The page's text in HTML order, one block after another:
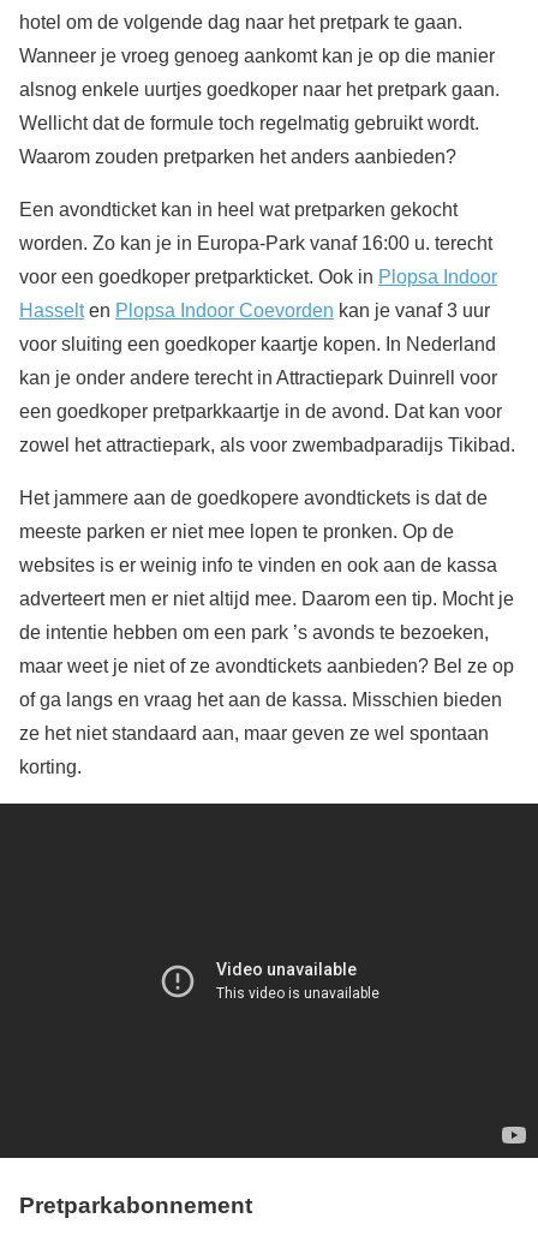
hotel om de volgende dag naar het pretpark te gaan.
Wanneer je vroeg genoeg aankomt kan je op die manier
alsnog enkele uurtjes goedkoper naar het pretpark gaan.
Wellicht dat de formule toch regelmatig gebruikt wordt.
Waarom zouden pretparken het anders aanbieden?
Een avondticket kan in heel wat pretparken gekocht
worden. Zo kan je in Europa-Park vanaf 16:00 u. terecht
voor een goedkoper pretparkticket. Ook in Plopsa Indoor
Hasselten Plopsa Indoor Coevorden kan je vanaf 3 uur
voor sluiting een goedkoper kaartje kopen. In Nederland
kan je onder andere terecht in Attractiepark Duinrell voor
een goedkoper pretparkkaartje in de avond. Dat kan voor
zowel het attractiepark, als voor zwembadparadijs Tikibad.
Het jammere aan de goedkopere avondtickets is dat de
meeste parken er niet mee lopen te pronken. Op de
websites is er weinig info te vinden en ook aan de kassa
adverteert men er niet altijd mee. Daarom een tip. Mocht je
de intentie hebben om een park ’s avonds te bezoeken,
maar weet je niet of ze avondtickets aanbieden? Bel ze op
of ga langs en vraag het aan de kassa. Misschien bieden
ze het niet standaard aan, maar geven ze wel spontaan
korting.
Pretparkabonnement